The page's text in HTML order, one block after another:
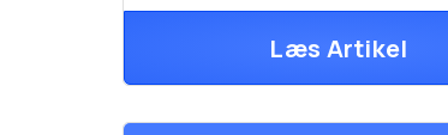
Læs Artikel